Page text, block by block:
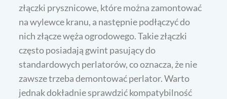
złączki prysznicowe, które można zamontować
na wylewce kranu, a następnie podłączyć do
nich złącze węża ogrodowego. Takie złączki
często posiadają gwint pasujący do
standardowych perlatorów, co oznacza, że nie
zawsze trzeba demontować perlator. Warto
jednak dokładnie sprawdzić kompatybilność